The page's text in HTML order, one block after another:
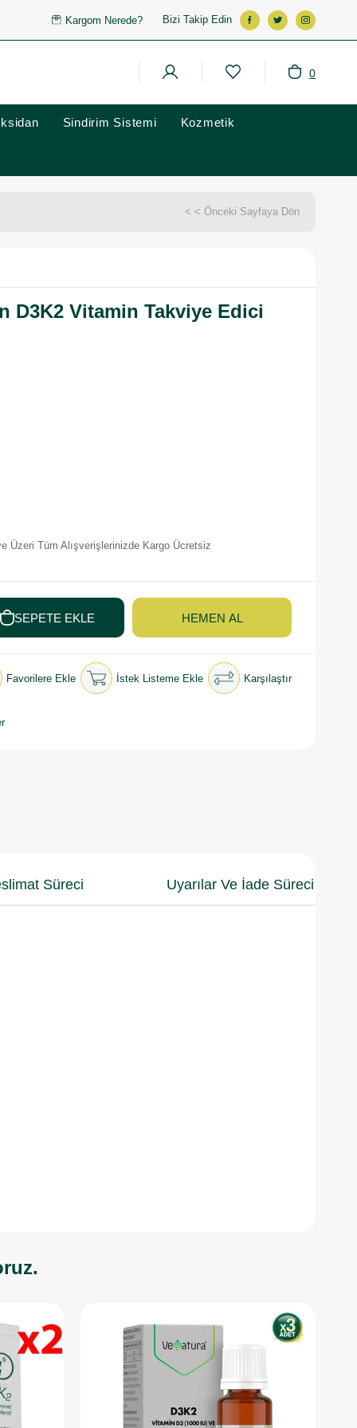
Kargom Nerede? Bizi Takip Edin
0
Sindirim Sistemi Kozmetik
< < Önceki Sayfaya Dön
D3K2 Vitamin Takviye Edici
Üzeri Tüm Alışverişlerinizde Kargo Ücretsiz
Favorilere Ekle İstek Listeme Ekle Karşılaştır
Süreci Uyarılar Ve İade Süreci